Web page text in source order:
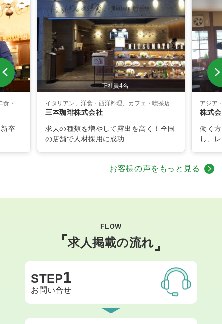
卒
正社員4名
三本珈琲株式会社
求人の種類を増やして露出を高く！全国
の店舗で人材採用に成功
アジア
株式
働く
し、
お客様の声をもっと見る
FLOW
求人掲載の流れ
STEP1
お問い合せ